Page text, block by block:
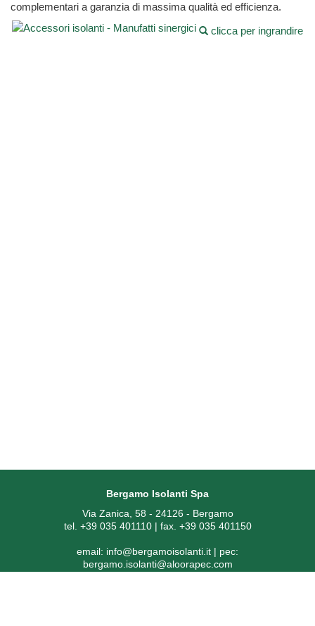
complementari a garanzia di massima qualità ed efficienza.
clicca per ingrandire
Bergamo Isolanti Spa
Via Zanica, 58 - 24126 - Bergamo
tel. +39 035 401110 | fax. +39 035 401150
email: info@bergamoisolanti.it | pec:
bergamo.isolanti@aloorapec.com